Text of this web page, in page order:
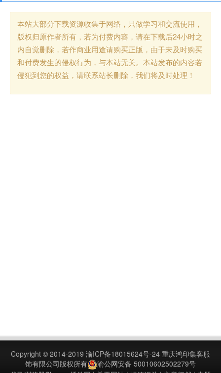
本站大部分下载资源收集于网络，只做学习和交流使用，
版权归原作者所有，若为付费内容，请在下载后24小时之
内自觉删除，若作商业用途请购买正版，由于未及时购买
和付费发生的侵权行为，与本站无关。本站发布的内容若
侵犯到您的权益，请联系站长删除，我们将及时处理！
Copyright © 2014-2019 渝ICP备18015624号-24 重庆鸿印集客服
饰有限公司版权所有
渝公网安备 50010602502279号